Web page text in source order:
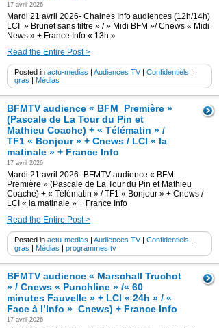
17 avril 2026
Mardi 21 avril 2026- Chaines Info audiences (12h/14h)
LCI » Brunet sans filtre » / » Midi BFM »/ Cnews « Midi
News » + France Info « 13h »
Read the Entire Post >
Posted in actu-medias | Audiences TV| Confidentiels |
gras | Médias
BFMTV audience « BFM Première »
(Pascale de La Tour du Pin et
Mathieu Coache) + « Télématin » /
TF1 « Bonjour » + Cnews / LCI « la
matinale » + France Info
17 avril 2026
Mardi 21 avril 2026- BFMTV audience « BFM
Première » (Pascale de La Tour du Pin et Mathieu
Coache) + « Télématin » / TF1 « Bonjour » + Cnews /
LCI « la matinale » + France Info
Read the Entire Post >
Posted in actu-medias | Audiences TV| Confidentiels |
gras | Médias | programmes tv
BFMTV audience « Marschall Truchot
» / Cnews « Punchline » /« 60
minutes Fauvelle » + LCI « 24h » / «
Face à l’Info » Cnews) + France Info
17 avril 2026